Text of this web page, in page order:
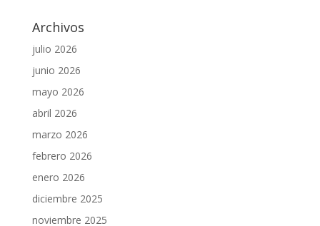
Archivos
julio 2026
junio 2026
mayo 2026
abril 2026
marzo 2026
febrero 2026
enero 2026
diciembre 2025
noviembre 2025